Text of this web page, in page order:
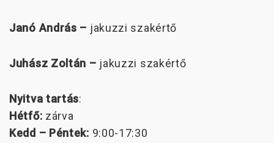
Janó András – jakuzzi szakértő
Juhász Zoltán – jakuzzi szakértő
Nyitva tartás:
Hétfő: zárva
Kedd – Péntek: 9:00-17:30